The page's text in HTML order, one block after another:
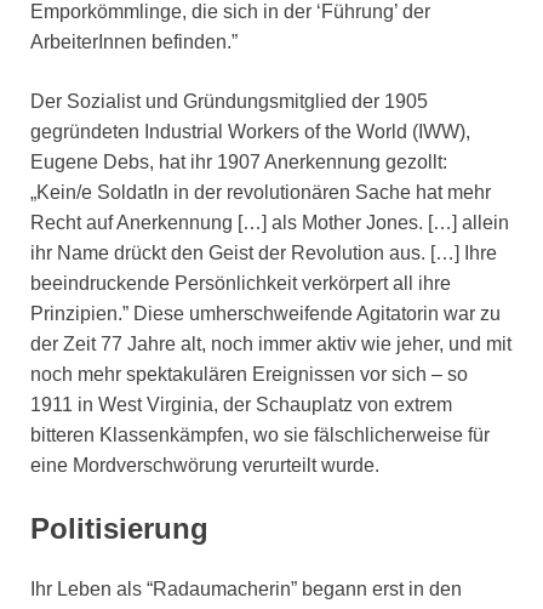
Emporkömmlinge, die sich in der ‘Führung’ der
ArbeiterInnen befinden.”
Der Sozialist und Gründungsmitglied der 1905
gegründeten Industrial Workers of the World (IWW),
Eugene Debs, hat ihr 1907 Anerkennung gezollt:
„Kein/e SoldatIn in der revolutionären Sache hat mehr
Recht auf Anerkennung […] als Mother Jones. […] allein
ihr Name drückt den Geist der Revolution aus. […] Ihre
beeindruckende Persönlichkeit verkörpert all ihre
Prinzipien.” Diese umherschweifende Agitatorin war zu
der Zeit 77 Jahre alt, noch immer aktiv wie jeher, und mit
noch mehr spektakulären Ereignissen vor sich – so
1911 in West Virginia, der Schauplatz von extrem
bitteren Klassenkämpfen, wo sie fälschlicherweise für
eine Mordverschwörung verurteilt wurde.
Politisierung
Ihr Leben als “Radaumacherin” begann erst in den